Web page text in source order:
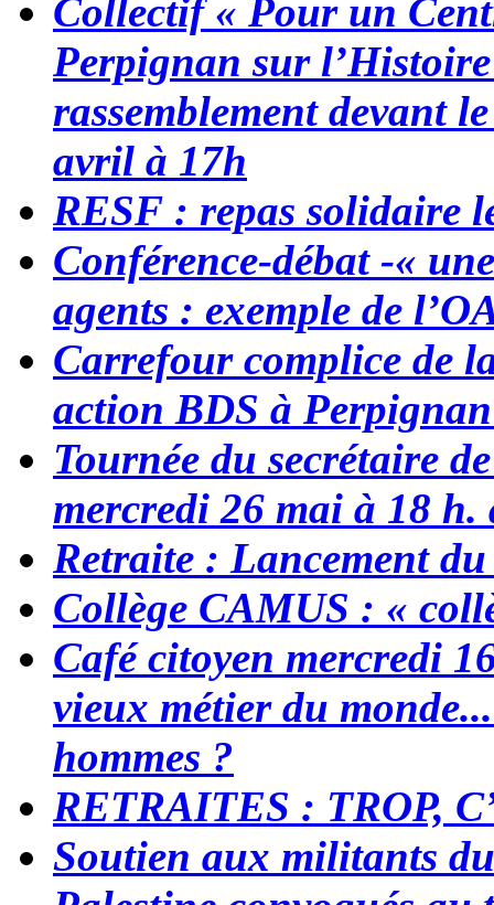
Collectif « Pour un
Perpignan sur
rassemblement devant
avril à 17h
RESF : repas solidaire
Conférence-débat -«
agents : exemple de
Carrefour complice de
action BDS à
Tournée du secrétaire
mercredi 26 mai à 18
Retraite : Lancement
Collège CAMUS : «
Café citoyen mercredi
vieux métier du
hommes ?
RETRAITES : TROP,
Soutien aux militants